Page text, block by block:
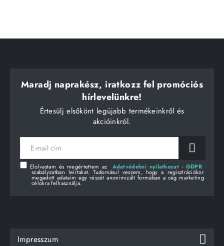
Maradj naprakész, iratkozz fel promóciós
hírlevelünkre!
Értesülj elsőkönt legújabb termékeinkről és
akcióinkról.
E-
mail
Elolvastam és megértettem az Adatvédelmi nyilatkozat - GDPR
szabályzatban leírtakat. Tudomásul veszem, hogy a regisztrációkor
megadott adataim egy részét anonimizált formában a cég marketing
célokra felhasználja.
Impresszum